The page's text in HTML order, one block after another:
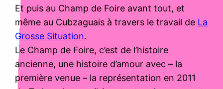
Et puis au Champ de Foire avant tout, et
même au Cubzaguais à travers le travail de La
Grosse Situation.
Le Champ de Foire, c’est de l’histoire
ancienne, une histoire d’amour avec – la
première venue – la représentation en 2011